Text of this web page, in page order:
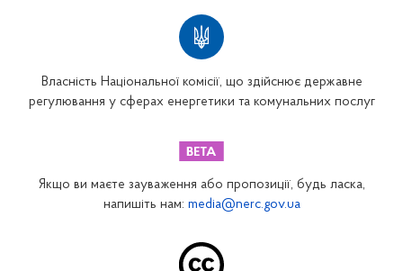
Власність Національної комісії, що здійснює державне
регулювання у сферах енергетики та комунальних послуг
Якщо ви маєте зауваження або пропозиції, будь ласка,
напишіть нам: media@nerc.gov.ua